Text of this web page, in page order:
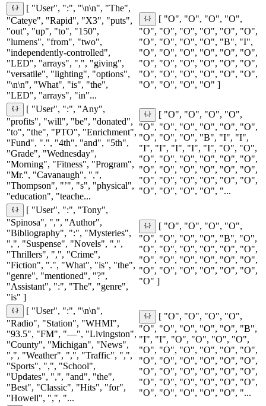
[ "User", ":", "\n\n", "The",
"Cateye", "Rapid", "X3", "puts",
"out", "up", "to", "150",
"lumens", "from", "two",
"independently-controlled",
"LED", "arrays", ",", "giving",
"versatile", "lighting", "options",
"\n\n", "What", "is", "the",
"LED", "arrays", "in"...
[ "O", "O", "O", "O",
"O", "O", "O", "O", "O", "O",
"O", "O", "O", "O", "B", "I",
"O", "O", "O", "O", "O", "O",
"O", "O", "O", "O", "O", "O",
"O", "O", "O", "O", "O", "O",
"O", "O", "O", "O" ]
[ "User", ":", "Any",
"profits", "will", "be", "donated",
"to", "the", "PTO", "Enrichment",
"Fund", ".", "4th", "and", "5th",
"Grade", "Wednesday",
"Morning", "Fitness", "Program",
"Mr.", "Cavanaugh", ",",
"Thompson", "’", "s", "physical",
"education", "teache...
[ "O", "O", "O", "O",
"O", "O", "O", "O", "O", "O",
"O", "O", "O", "B", "I", "I",
"I", "I", "I", "I", "I", "O", "O",
"O", "O", "O", "O", "O", "O",
"O", "O", "O", "O", "O", "O",
"O", "O", "O", "O", "O", "O",
"O", "O", "O", "O", "...
[ "User", ":", "Tony",
"Spinosa", ",", "Author",
"Bibliography", ":", "Mysteries",
",", "Suspense", "Novels", ",",
"Thrillers", ",", "Crime",
"Fiction", ".", "What", "is", "the",
"genre", "mentioned", "?",
"Assistant", ":", "The", "genre",
"is" ]
[ "O", "O", "O", "O",
"O", "O", "O", "O", "B", "O",
"O", "O", "O", "O", "O", "O",
"O", "O", "O", "O", "O", "O",
"O", "O", "O", "O", "O", "O",
"O" ]
[ "User", ":", "\n\n",
"Radio", "Station", "WHMI",
"93.5", "FM", "—", "Livingston",
"County", "Michigan", "News",
",", "Weather", ",", "Traffic", ",",
"Sports", ",", "School",
"Updates", ",", "and", "the",
"Best", "Classic", "Hits", "for",
"Howell", ",", "...
[ "O", "O", "O", "O",
"O", "O", "O", "O", "O", "B",
"I", "I", "O", "O", "O", "O",
"O", "O", "O", "O", "O", "O",
"O", "O", "O", "O", "O", "O",
"O", "O", "O", "O", "O", "O",
"O", "O", "O", "O", "O", "O",
"O", "O", "O", "O", "O", "...